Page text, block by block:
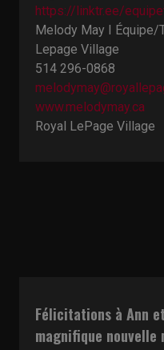
https://linktr.ee/
Melody May I Équipe/
Lepage Village
514 296-0868
www.melodymay.ca
Royal LePage Village
Félicitations à Ann
magnifique nouvelle